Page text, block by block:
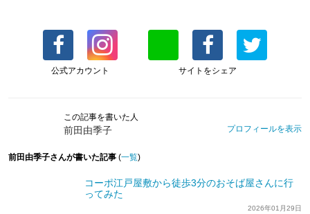
公式アカウント サイトをシェア
この記事を書いた人
前田由季子 プロフィールを表示
前田由季子さんが書いた記事 (一覧)
コーポ江戸屋敷から徒歩3分のおそば屋さんに行
ってみた
2026年01月29日